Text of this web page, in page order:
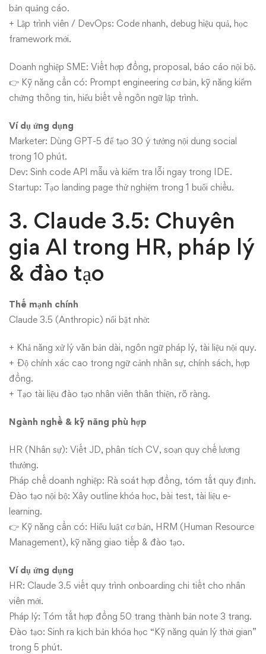
bản quảng cáo.
+ Lập trình viên / DevOps: Code nhanh, debug hiệu quả, học
framework mới.
Doanh nghiệp SME: Viết hợp đồng, proposal, báo cáo nội bộ.
👉 Kỹ năng cần có: Prompt engineering cơ bản, kỹ năng kiểm
chứng thông tin, hiểu biết về ngôn ngữ lập trình.
Ví dụ ứng dụng
Marketer: Dùng GPT-5 để tạo 30 ý tưởng nội dung social
trong 10 phút.
Dev: Sinh code API mẫu và kiểm tra lỗi ngay trong IDE.
Startup: Tạo landing page thử nghiệm trong 1 buổi chiều.
3. Claude 3.5: Chuyên
gia AI trong HR, pháp lý
& đào tạo
Thế mạnh chính
Claude 3.5 (Anthropic) nổi bật nhờ:
+ Khả năng xử lý văn bản dài, ngôn ngữ pháp lý, tài liệu nội quy.
+ Độ chính xác cao trong ngữ cảnh nhân sự, chính sách, hợp
đồng.
+ Tạo tài liệu đào tạo nhân viên thân thiện, rõ ràng.
Ngành nghề & kỹ năng phù hợp
HR (Nhân sự): Viết JD, phân tích CV, soạn quy chế lương
thưởng.
Pháp chế doanh nghiệp: Rà soát hợp đồng, tóm tắt quy định.
Đào tạo nội bộ: Xây outline khóa học, bài test, tài liệu e-
learning.
👉 Kỹ năng cần có: Hiểu luật cơ bản, HRM (Human Resource
Management), kỹ năng giao tiếp & đào tạo.
Ví dụ ứng dụng
HR: Claude 3.5 viết quy trình onboarding chi tiết cho nhân
viên mới.
Pháp lý: Tóm tắt hợp đồng 50 trang thành bản note 3 trang.
Đào tạo: Sinh ra kịch bản khóa học “Kỹ năng quản lý thời gian”
trong 5 phút.